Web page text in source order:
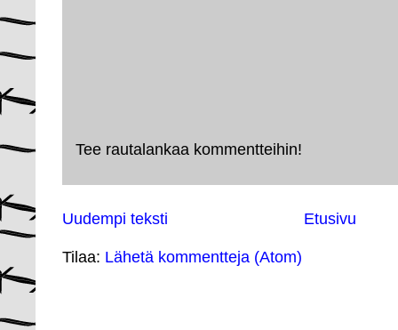
Tee rautalankaa kommentteihin!
Uudempi teksti Etusivu
Tilaa: Lähetä kommentteja (Atom)